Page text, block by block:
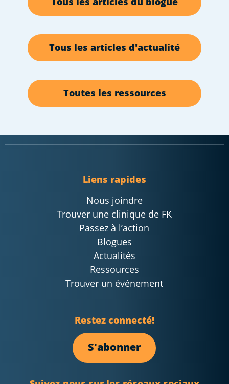
Tous les articles d'actualité
Toutes les ressources
Liens rapides
Nous joindre
Trouver une clinique de FK
Passez à l’action
Blogues
Actualités
Ressources
Trouver un événement
Restez connecté!
S'abonner